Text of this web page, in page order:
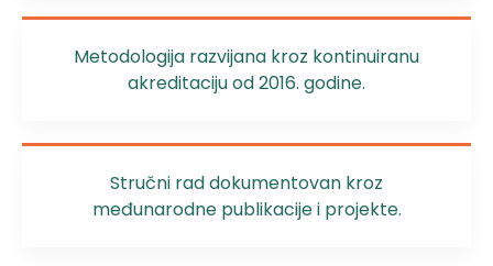
Metodologija razvijana kroz kontinuiranu
akreditaciju od 2016. godine.
Stručni rad dokumentovan kroz
međunarodne publikacije i projekte.